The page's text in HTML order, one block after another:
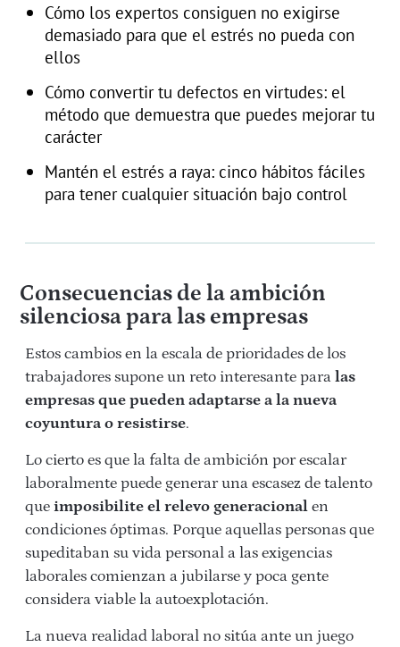
Cómo los expertos consiguen no exigirse
demasiado para que el estrés no pueda con
ellos
Cómo convertir tu defectos en virtudes: el
método que demuestra que puedes mejorar tu
carácter
Mantén el estrés a raya: cinco hábitos fáciles
para tener cualquier situación bajo control
Consecuencias de la ambición
silenciosa para las empresas
Estos cambios en la escala de prioridades de los
trabajadores supone un reto interesante para las
empresas que pueden adaptarse a la nueva
coyuntura o resistirse.
Lo cierto es que la falta de ambición por escalar
laboralmente puede generar una escasez de talento
que imposibilite el relevo generacional en
condiciones óptimas. Porque aquellas personas que
supeditaban su vida personal a las exigencias
laborales comienzan a jubilarse y poca gente
considera viable la autoexplotación.
La nueva realidad laboral no sitúa ante un juego